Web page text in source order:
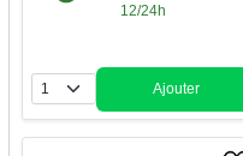
12/24h
Quantité
Ajouter